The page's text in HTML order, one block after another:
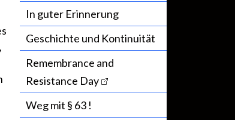
In guter Erinnerung
Geschichte und Kontinuität
Remembrance and
Resistance Day
Weg mit § 63 !